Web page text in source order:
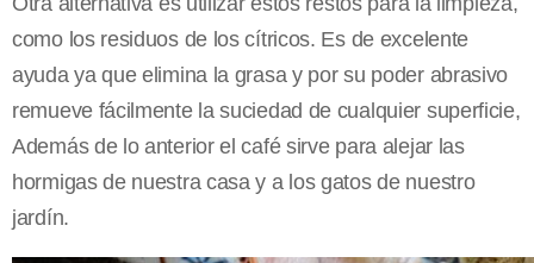
como los residuos de los cítricos. Es de excelente
ayuda ya que elimina la grasa y por su poder abrasivo
remueve fácilmente la suciedad de cualquier superficie,
Además de lo anterior el café sirve para alejar las
hormigas de nuestra casa y a los gatos de nuestro
jardín.